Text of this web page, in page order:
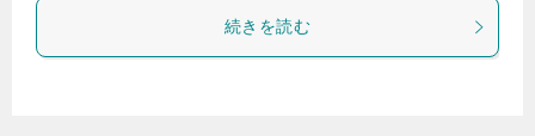
続きを読む